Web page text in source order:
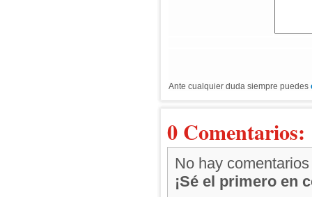
Ante cualquier duda siempre puedes
0 Comentarios:
No hay comentarios
¡Sé el primero en